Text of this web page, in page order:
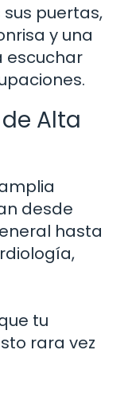
puertas,
y una
escuchar
Alta
desde
hasta
tu
rara vez